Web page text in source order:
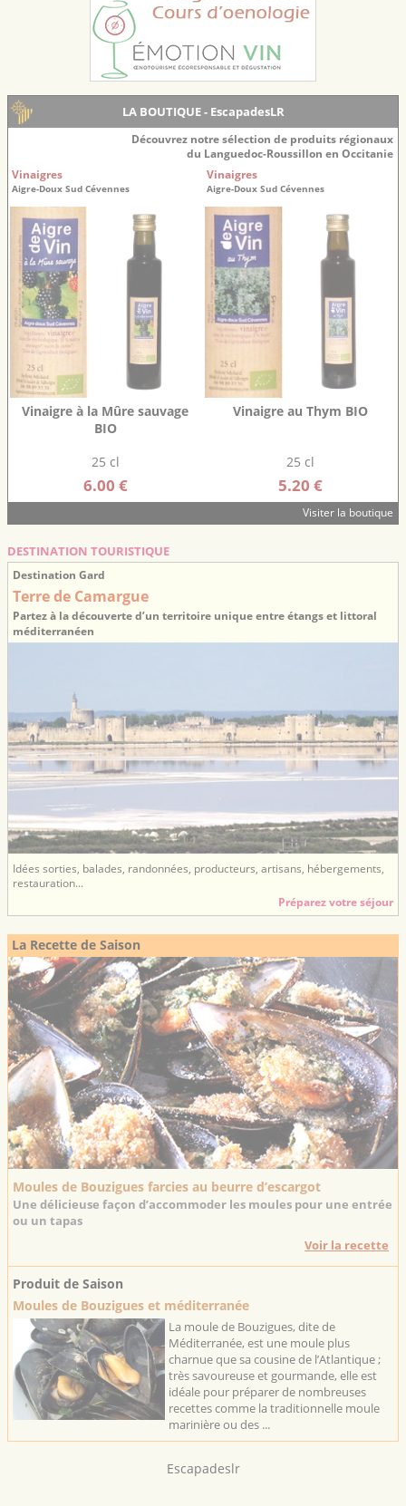
LA BOUTIQUE - EscapadesLR
Découvrez notre sélection de produits régionaux
du Languedoc-Roussillon en Occitanie
Vinaigres
Aigre-Doux Sud Cévennes
Vinaigre à la Mûre sauvage
BIO
25 cl
6.00 €
Vinaigres
Aigre-Doux Sud Cévennes
Vinaigre au Thym BIO
25 cl
5.20 €
Visiter la boutique
DESTINATION TOURISTIQUE
Destination Gard
Terre de Camargue
Partez à la découverte d’un territoire unique entre étangs et littoral
méditerranéen
Idées sorties, balades, randonnées, producteurs, artisans, hébergements,
restauration...
Préparez votre séjour
La Recette de Saison
Moules de Bouzigues farcies au beurre d’escargot
Une délicieuse façon d’accommoder les moules pour une entrée
ou un tapas
Voir la recette
Produit de Saison
Moules de Bouzigues et méditerranée
La moule de Bouzigues, dite de
Méditerranée, est une moule plus
charnue que sa cousine de l’Atlantique ;
très savoureuse et gourmande, elle est
idéale pour préparer de nombreuses
recettes comme la traditionnelle moule
marinière ou des ...
Escapadeslr